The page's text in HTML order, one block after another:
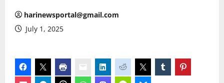
harinewsportal@gmail.com
July 1, 2025